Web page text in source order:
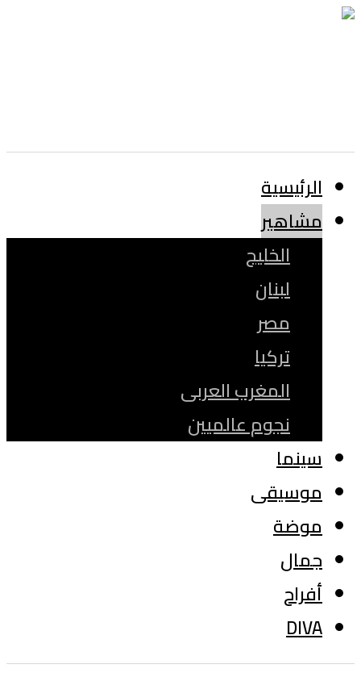
الرئيسية
مشاهير
الخليج
لبنان
مصر
تركيا
المغرب العربى
نجوم عالميين
سينما
موسيقى
موضة
جمال
أفراح
DIVA